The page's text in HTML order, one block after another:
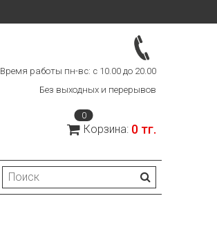
Время работы пн-вс: с 10.00 до 20.00
Без выходных и перерывов
0
Корзина: 0 тг.